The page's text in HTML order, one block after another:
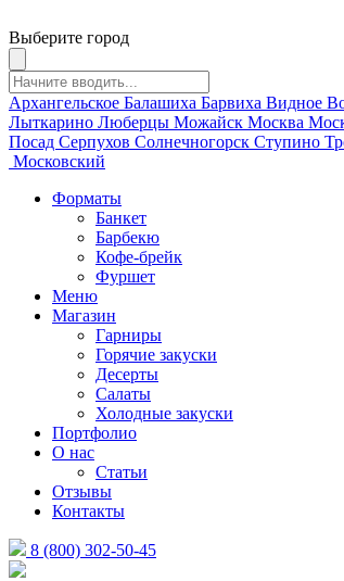
Выберите город
Архангельское Балашиха Барвиха Видное
Лыткарино Люберцы Можайск Москва
Посад Серпухов Солнечногорск Ступино
Московский
Форматы
Банкет
Барбекю
Кофе-брейк
Фуршет
Меню
Магазин
Гарниры
Горячие закуски
Десерты
Салаты
Холодные закуски
Портфолио
О нас
Статьи
Отзывы
Контакты
8 (800) 302-50-45